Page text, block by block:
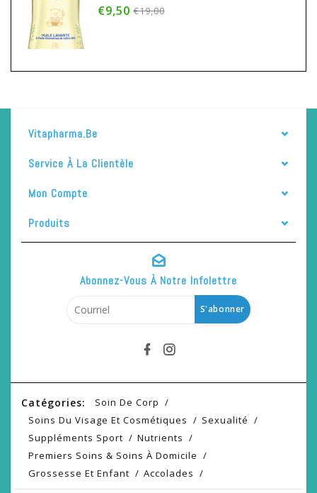
€9,50 €19,00
Vitapharma.be
Service À La Clientèle
Mon Compte
Produits
Abonnez-Vous À Notre Infolettre
S'abonner
Catégories:
Soin De Corp
Soins Du Visage Et Cosmétiques
Sexualité
Suppléments Sport
Nutrients
Premiers Soins & Soins À Domicile
Grossesse Et Enfant
Accolades